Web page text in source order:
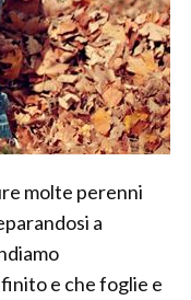
molte perenni
a
e che foglie e